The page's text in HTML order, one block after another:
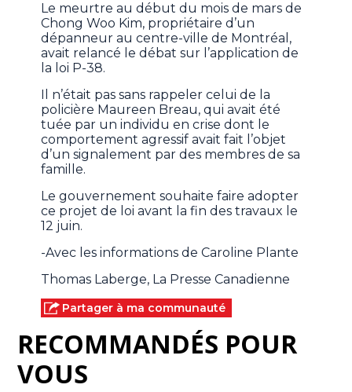
Le meurtre au début du mois de mars de
Chong Woo Kim, propriétaire d’un
dépanneur au centre-ville de Montréal,
avait relancé le débat sur l’application de
la loi P-38.
Il n’était pas sans rappeler celui de la
policière Maureen Breau, qui avait été
tuée par un individu en crise dont le
comportement agressif avait fait l’objet
d’un signalement par des membres de sa
famille.
Le gouvernement souhaite faire adopter
ce projet de loi avant la fin des travaux le
12 juin.
-Avec les informations de Caroline Plante
Thomas Laberge, La Presse Canadienne
Partager à ma communauté
RECOMMANDÉS POUR
VOUS